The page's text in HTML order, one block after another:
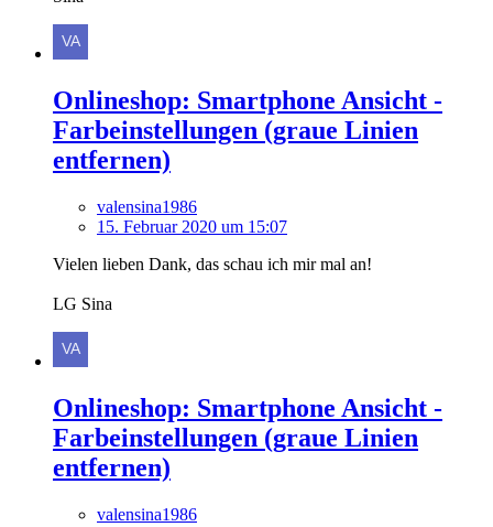
Onlineshop: Smartphone Ansicht -
Farbeinstellungen (graue Linien
entfernen)
valensina1986
15. Februar 2020 um 15:07
Vielen lieben Dank, das schau ich mir mal an!
LG Sina
Onlineshop: Smartphone Ansicht -
Farbeinstellungen (graue Linien
entfernen)
valensina1986